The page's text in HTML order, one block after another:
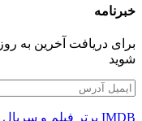
خبرنامه
برای دریافت آخرین به
شوید
IMDB برتر فیلم و